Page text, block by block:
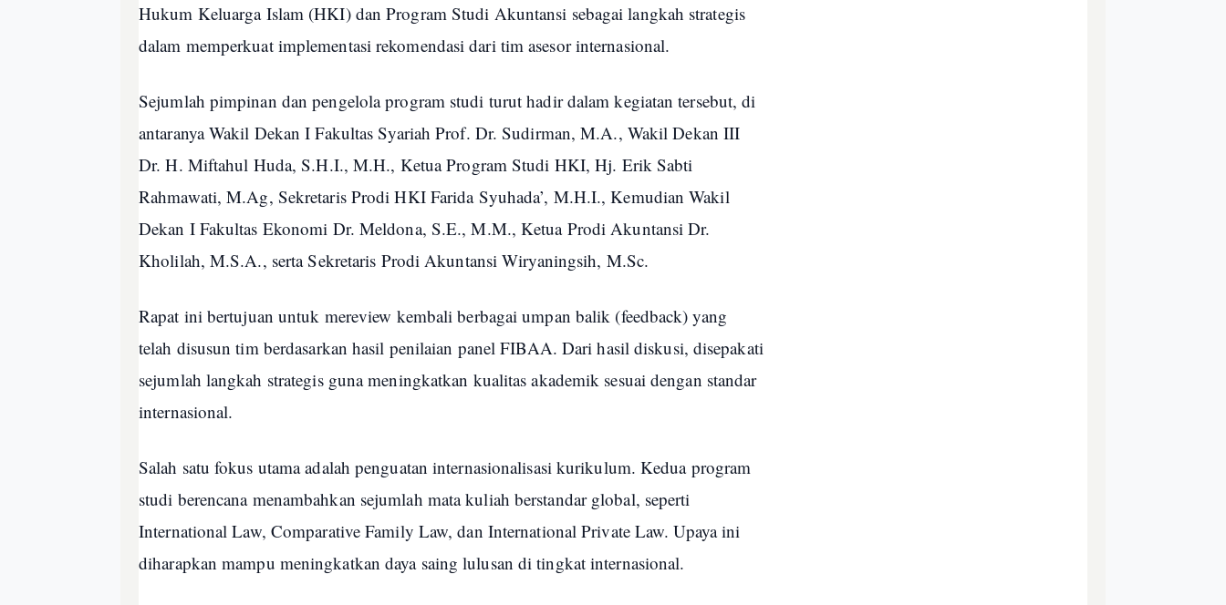
Hukum Keluarga Islam (HKI) dan Program Studi Akuntansi sebagai langkah strategis
dalam memperkuat implementasi rekomendasi dari tim asesor internasional.
Sejumlah pimpinan dan pengelola program studi turut hadir dalam kegiatan tersebut, di
antaranya Wakil Dekan I Fakultas Syariah Prof. Dr. Sudirman, M.A., Wakil Dekan III
Dr. H. Miftahul Huda, S.H.I., M.H., Ketua Program Studi HKI, Hj. Erik Sabti
Rahmawati, M.Ag, Sekretaris Prodi HKI Farida Syuhada’, M.H.I., Kemudian Wakil
Dekan I Fakultas Ekonomi Dr. Meldona, S.E., M.M., Ketua Prodi Akuntansi Dr.
Kholilah, M.S.A., serta Sekretaris Prodi Akuntansi Wiryaningsih, M.Sc.
Rapat ini bertujuan untuk mereview kembali berbagai umpan balik (feedback) yang
telah disusun tim berdasarkan hasil penilaian panel FIBAA. Dari hasil diskusi, disepakati
sejumlah langkah strategis guna meningkatkan kualitas akademik sesuai dengan standar
internasional.
Salah satu fokus utama adalah penguatan internasionalisasi kurikulum. Kedua program
studi berencana menambahkan sejumlah mata kuliah berstandar global, seperti
International Law, Comparative Family Law, dan International Private Law. Upaya ini
diharapkan mampu meningkatkan daya saing lulusan di tingkat internasional.